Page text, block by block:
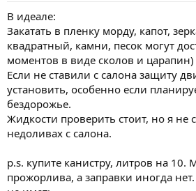
В идеале:
Закатать в пленку морду, капот,
квадратный, камни, песок могут
моментов в виде сколов и царапин)
Если не ставили с салона защиту
установить, особенно если
бездорожье.
Жидкости проверить стоит, но я не
недоливах с салона.
p.s. купите канистру, литров на
прожорлива, а заправки иногда